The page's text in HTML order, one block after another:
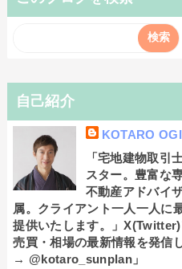
自己紹介
KOTARO
「宅地建物取引
スター。豊富な
不動産アドバイ
属。クライアント一人一人に
提供いたします。」
売買・相場の最新情報を発信
→ @kotaro_sunplan」